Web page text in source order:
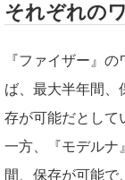
それぞれの
『ファイザー』
ば、最大半年間、
存が可能だとして
一方、『モデルナ
間、保存が可能で